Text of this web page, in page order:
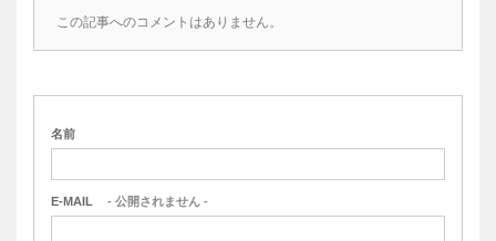
この記事へのコメントはありません。
名前
E-MAIL - 公開されません -